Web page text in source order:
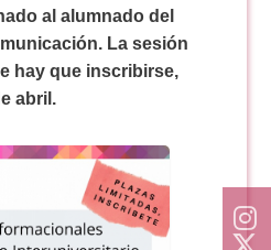
al alumnado del
La sesión
hay que inscribirse,
abril.